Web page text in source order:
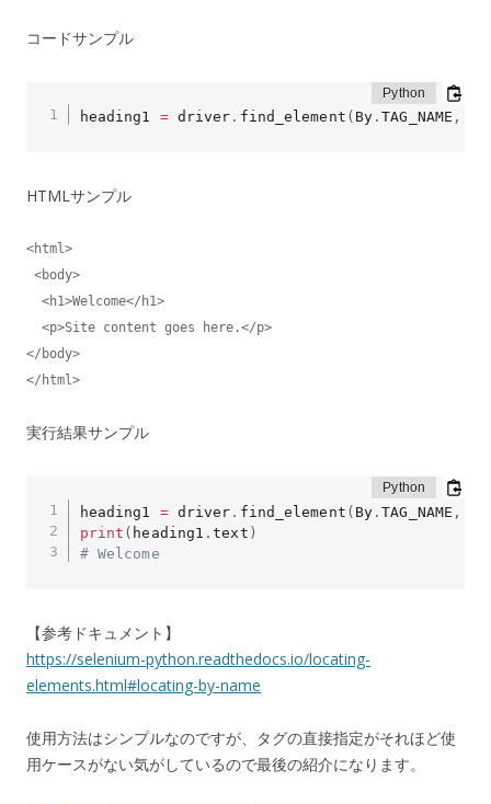
コードサンプル
heading1 = driver . find_element ( By .TAG_NAME ,
HTMLサンプル
<html>
</body>
</html>
実行結果サンプル
heading1 = driver . find_element ( By .TAG_NAME ,
print ( heading1 .text )
# Welcome
【参考ドキュメント】
https://selenium-python.readthedocs.io/locating-
elements.html#locating-by-name
使用方法はシンプルなのですが、タグの直接指定がそれほど使
用ケースがない気がしているので最後の紹介になります。